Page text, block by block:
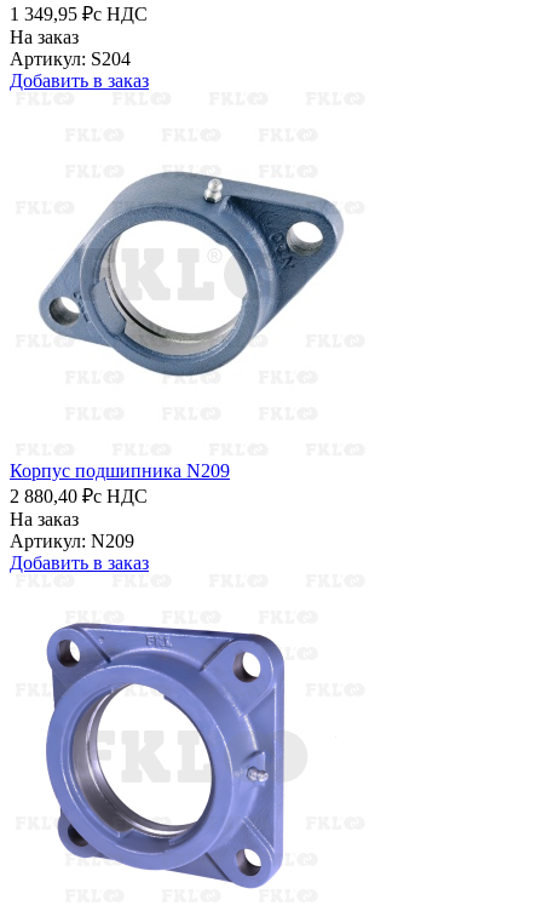
1 349,95 ₽с НДС
На заказ
Артикул: S204
Добавить в заказ
Корпус подшипника N209
2 880,40 ₽с НДС
На заказ
Артикул: N209
Добавить в заказ